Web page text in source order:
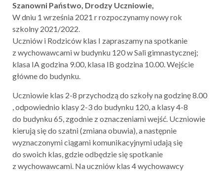
Szanowni Państwo, Drodzy Uczniowie,
W dniu 1 września 2021 r rozpoczynamy nowy rok
szkolny 2021/2022.
Uczniów i Rodziców klas I zapraszamy na spotkanie
z wychowawcami w budynku 120 w Sali gimnastycznej;
klasa IA godzina 9.00, klasa IB godzina 10.00. Wejście
główne do budynku.
Uczniowie klas 2-8 przychodzą do szkoły na godzinę 8.00
, odpowiednio klasy 2-3 do budynku 120, a klasy 4-8
do budynku 65, zgodnie z oznaczeniami wejść. Uczniowie
kierują się do szatni (zmiana obuwia), a następnie
wyznaczonymi ciągami komunikacyjnymi udają się
do swoich klas, gdzie odbędzie się spotkanie
z wychowawcami. Na uczniów klas 4 wychowawcy